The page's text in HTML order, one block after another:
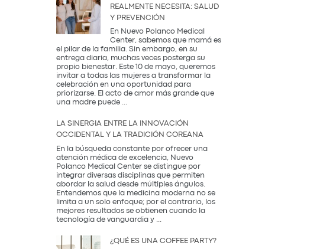
REALMENTE NECESITA: SALUD
Y PREVENCIÓN
En Nuevo Polanco Medical
Center, sabemos que mamá es
el pilar de la familia. Sin embargo, en su
entrega diaria, muchas veces posterga su
propio bienestar. Este 10 de mayo, queremos
invitar a todas las mujeres a transformar la
celebración en una oportunidad para
priorizarse. El acto de amor más grande que
una madre puede ...
que
Realmente
Necesita:
Salud
y
Prevención
LA SINERGIA ENTRE LA INNOVACIÓN
OCCIDENTAL Y LA TRADICIÓN COREANA
En la búsqueda constante por ofrecer una
atención médica de excelencia, Nuevo
Polanco Medical Center se distingue por
integrar diversas disciplinas que permiten
abordar la salud desde múltiples ángulos.
Entendemos que la medicina moderna no se
limita a un solo enfoque; por el contrario, los
mejores resultados se obtienen cuando la
tecnología de vanguardia y
entre
¿QUÉ ES UNA COFFEE PARTY?